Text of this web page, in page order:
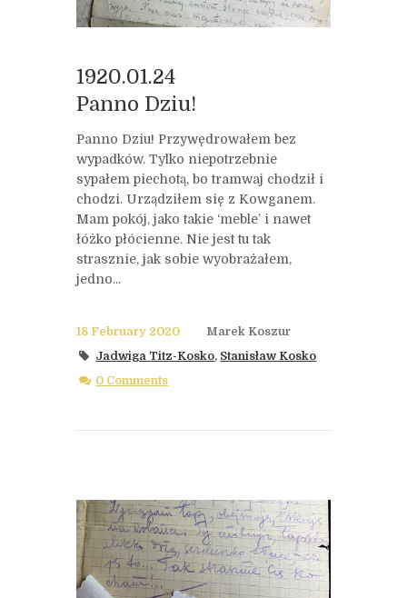
1920.01.24
Panno Dziu!
Panno Dziu! Przywędrowałem bez
wypadków. Tylko niepotrzebnie
sypałem piechotą, bo tramwaj chodził i
chodzi. Urządziłem się z Kowganem.
Mam pokój, jako takie ‘meble’ i nawet
łóżko płócienne. Nie jest tu tak
strasznie, jak sobie wyobrażałem,
jedno...
18 February 2020
Marek Koszur
Jadwiga Titz-Kosko, Stanisław Kosko
0 Comments